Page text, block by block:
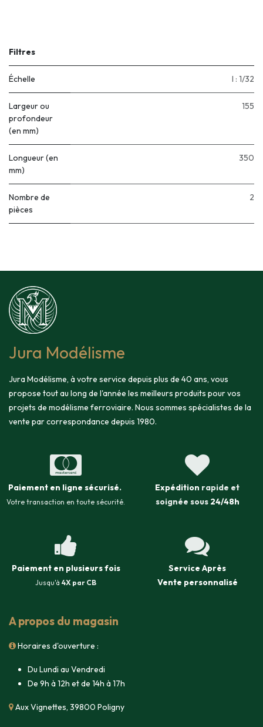
Filtres
Échelle I : 1/32
Largeur ou
profondeur
(en mm)
155
Longueur (en
mm)
350
Nombre de
pièces
2
Jura Modélisme
Jura Modélisme, à votre service depuis plus de 40 ans, vous
propose tout au long de l'année les meilleurs produits pour vos
projets de modélisme ferroviaire. Nous sommes spécialistes de la
vente par correspondance depuis 1980.
Paiement en ligne sécurisé.
Votre transaction en toute sécurité.
Expédition rapide et
soignée sous 24/48h
Paiement en plusieurs fois
Jusqu'à 4X par CB
Service Après
Vente personnalisé
A propos du magasin
Horaires d'ouverture :
Du Lundi au Vendredi
De 9h à 12h et de 14h à 17h
Aux Vignettes, 39800 Poligny